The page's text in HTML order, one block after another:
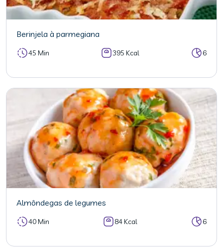
Berinjela à parmegiana
45 Min 395 Kcal 6
Almôndegas de legumes
40 Min 84 Kcal 6